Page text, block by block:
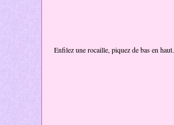
Enfilez une rocaille, piquez de bas en haut.